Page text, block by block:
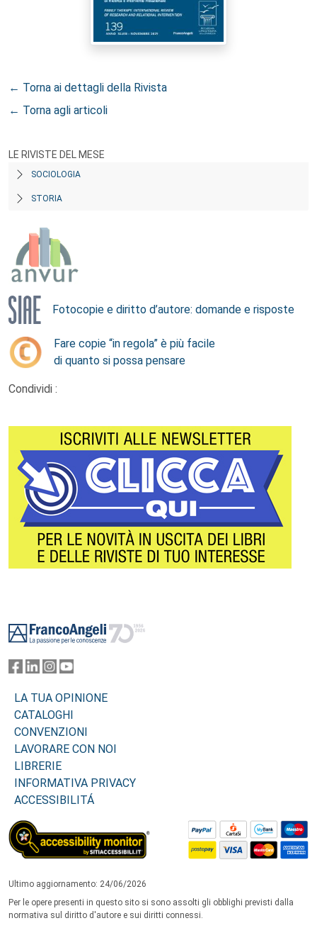
← Torna ai dettagli della Rivista
← Torna agli articoli
LE RIVISTE DEL MESE
SOCIOLOGIA
STORIA
Fotocopie e diritto d’autore: domande e risposte
Fare copie “in regola” è più facile
di quanto si possa pensare
Condividi :
LA TUA OPINIONE
CATALOGHI
CONVENZIONI
LAVORARE CON NOI
LIBRERIE
INFORMATIVA PRIVACY
ACCESSIBILITÁ
Ultimo aggiornamento: 24/06/2026
Per le opere presenti in questo sito si sono assolti gli obblighi previsti dalla
normativa sul diritto d'autore e sui diritti connessi.